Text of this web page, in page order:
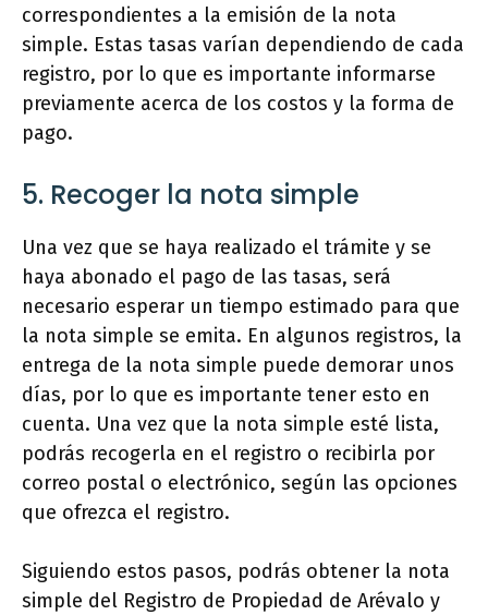
correspondientes a la emisión de la nota
simple. Estas tasas varían dependiendo de cada
registro, por lo que es importante informarse
previamente acerca de los costos y la forma de
pago.
5. Recoger la nota simple
Una vez que se haya realizado el trámite y se
haya abonado el pago de las tasas, será
necesario esperar un tiempo estimado para que
la nota simple se emita. En algunos registros, la
entrega de la nota simple puede demorar unos
días, por lo que es importante tener esto en
cuenta. Una vez que la nota simple esté lista,
podrás recogerla en el registro o recibirla por
correo postal o electrónico, según las opciones
que ofrezca el registro.
Siguiendo estos pasos, podrás obtener la nota
simple del Registro de Propiedad de Arévalo y